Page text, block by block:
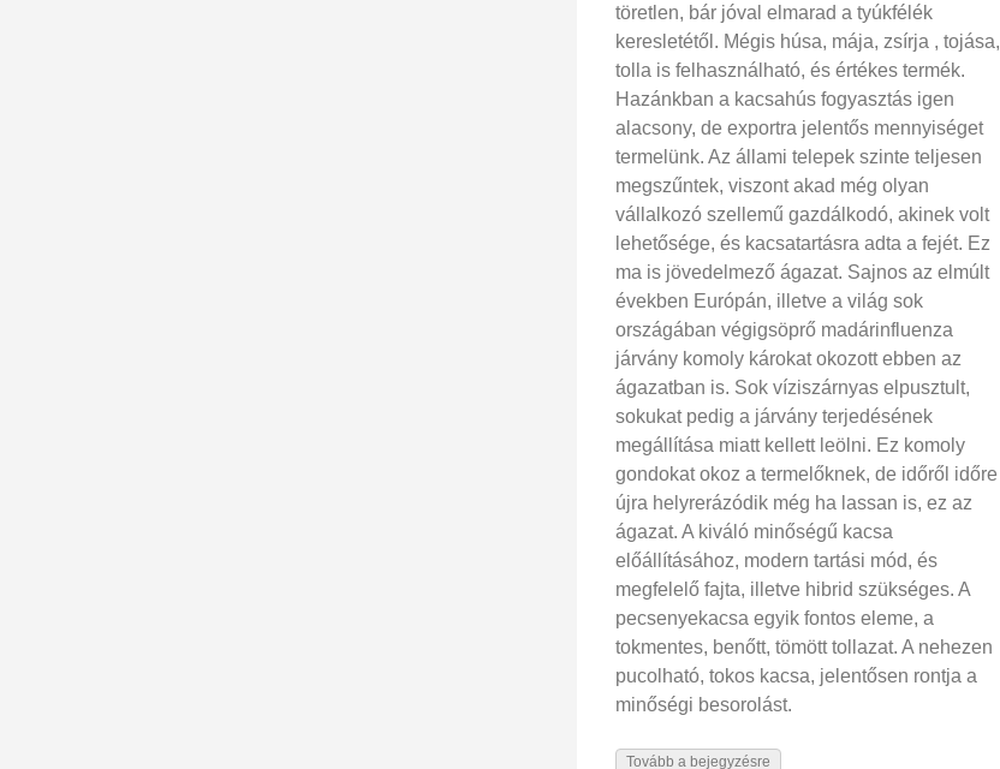
töretlen, bár jóval elmarad a tyúkfélék
keresletétől. Mégis húsa, mája, zsírja , tojása,
tolla is felhasználható, és értékes termék.
Hazánkban a kacsahús fogyasztás igen
alacsony, de exportra jelentős mennyiséget
termelünk. Az állami telepek szinte teljesen
megszűntek, viszont akad még olyan
vállalkozó szellemű gazdálkodó, akinek volt
lehetősége, és kacsatartásra adta a fejét. Ez
ma is jövedelmező ágazat. Sajnos az elmúlt
években Európán, illetve a világ sok
országában végigsöprő madárinfluenza
járvány komoly károkat okozott ebben az
ágazatban is. Sok víziszárnyas elpusztult,
sokukat pedig a járvány terjedésének
megállítása miatt kellett leölni. Ez komoly
gondokat okoz a termelőknek, de időről időre
újra helyrerázódik még ha lassan is, ez az
ágazat. A kiváló minőségű kacsa
előállításához, modern tartási mód, és
megfelelő fajta, illetve hibrid szükséges. A
pecsenyekacsa egyik fontos eleme, a
tokmentes, benőtt, tömött tollazat. A nehezen
pucolható, tokos kacsa, jelentősen rontja a
minőségi besorolást.
Tovább a bejegyzésre